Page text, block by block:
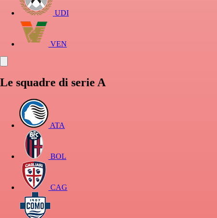
UDI
VEN
Le squadre di serie A
ATA
BOL
CAG